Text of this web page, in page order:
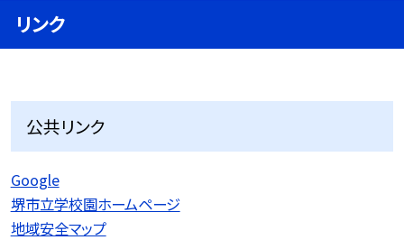
リンク
公共リンク
Google
堺市立学校園ホームページ
地域安全マップ